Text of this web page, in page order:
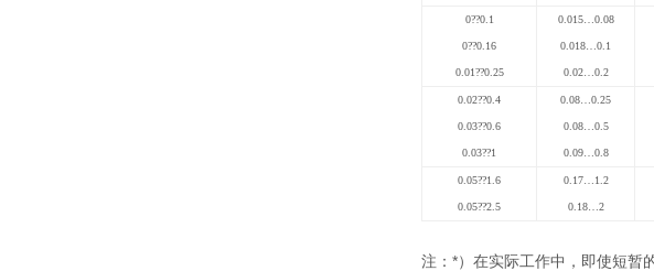
0??0.1
0??0.16
0.01??0.25
0.015…0.08
0.018…0.1
0.02…0.2
0.02??0.4
0.03??0.6
0.03??1
0.08…0.25
0.08…0.5
0.09…0.8
0.05??1.6
0.05??2.5
0.17…1.2
0.18…2
注： *）在实际工作中，即使短暂